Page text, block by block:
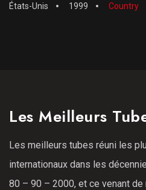
États-Unis 1999 Country
Les Meilleurs
Les meilleurs tubes réuni les
internationaux dans les
80 – 90 – 2000, et ce venant